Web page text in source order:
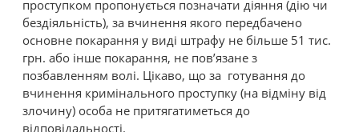
проступком пропонується позначати діяння (дію чи
бездіяльність), за вчинення якого передбачено
основне покарання у виді штрафу не більше 51 тис.
грн. або інше покарання, не пов’язане з
позбавленням волі. Цікаво, що за готування до
вчинення кримінального проступку (на відміну від
злочину) особа не притягатиметься до
відповідальності.